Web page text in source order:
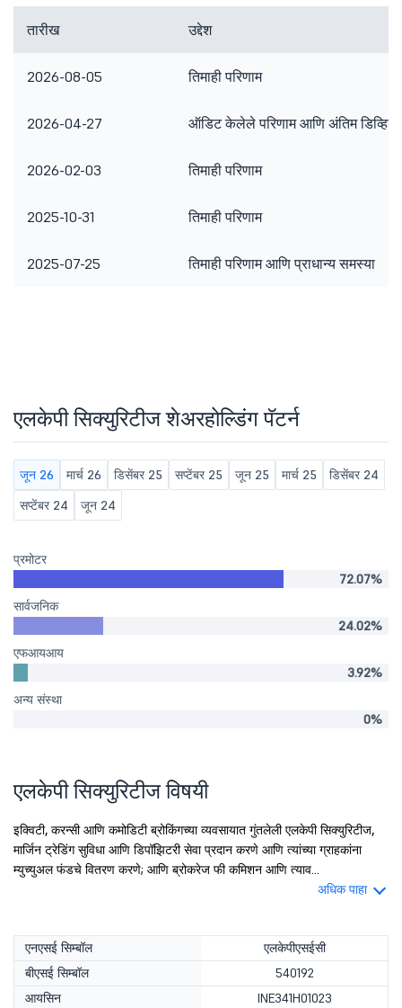
तारीख उद्देश
2026-08-05 तिमाही परिणाम
2026-04-27 ऑडिट केलेले परिणाम आणि अंतिम
2026-02-03 तिमाही परिणाम
2025-10-31 तिमाही परिणाम
2025-07-25 तिमाही परिणाम आणि प्राधान्य समस्या
एलकेपी सिक्युरिटीज शेअरहोल्डिंग पॅटर्न
जून 26 मार्च 26 डिसेंबर 25 सप्टेंबर 25 जून 25 मार्च 25
डिसेंबर 24
सप्टेंबर 24
जून 24
प्रमोटर
72.07%
सार्वजनिक
24.02%
एफआयआय
3.92%
अन्य संस्था
0%
एलकेपी सिक्युरिटीज विषयी
इक्विटी, करन्सी आणि कमोडिटी ब्रोकिंगच्या व्यवसायात गुंतलेली एलकेपी सिक्युरिटीज,
मार्जिन ट्रेडिंग सुविधा आणि डिपॉझिटरी सेवा प्रदान करणे आणि त्यांच्या ग्राहकांना
म्युच्युअल फंडचे वितरण करणे; आणि ब्रोकरेज फी कमिशन आणि त्याव...
अधिक पाहा
एनएसई सिम्बॉल
एलकेपीएसईसी
बीएसई सिम्बॉल
540192
आयसिन
INE341H01023